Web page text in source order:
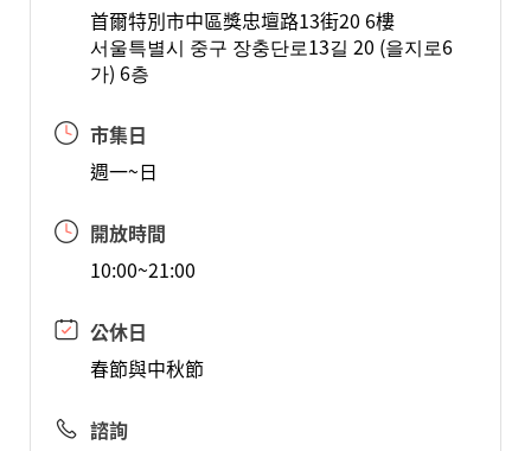
首爾特別市中區獎忠壇路13街20 6樓
서울특별시 중구 장충단로13길 20 (을지로6
가) 6층
市集日
週一~日
開放時間
10:00~21:00
公休日
春節與中秋節
諮詢